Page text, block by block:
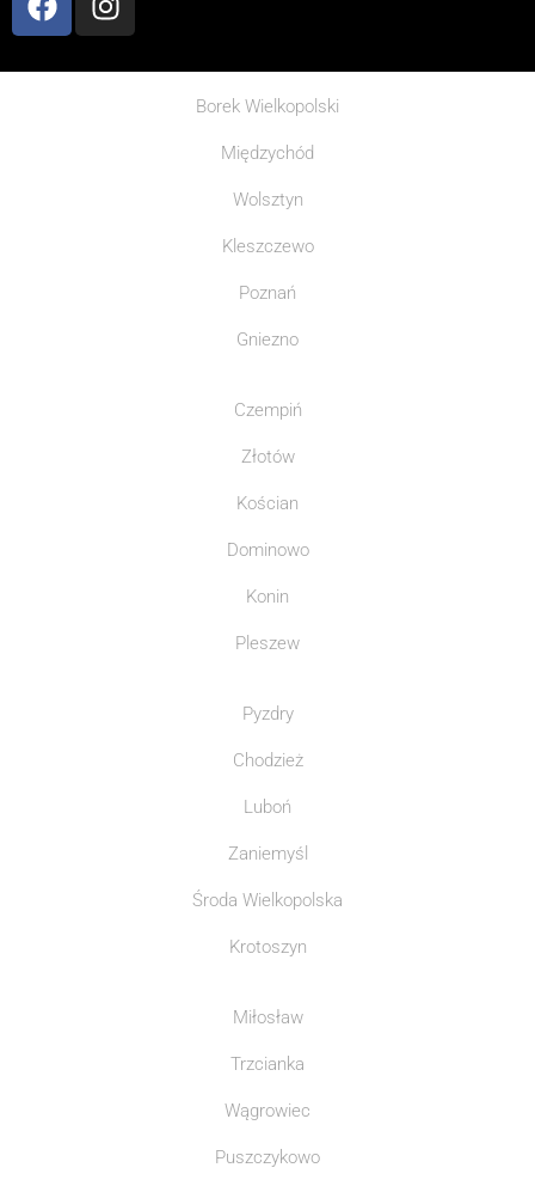
Borek Wielkopolski
Międzychód
Wolsztyn
Kleszczewo
Poznań
Gniezno
Czempiń
Złotów
Kościan
Dominowo
Konin
Pleszew
Pyzdry
Chodzież
Luboń
Zaniemyśl
Środa Wielkopolska
Krotoszyn
Miłosław
Trzcianka
Wągrowiec
Puszczykowo